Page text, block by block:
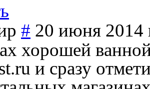
# 20 июня 2014
хорошей
и сразу